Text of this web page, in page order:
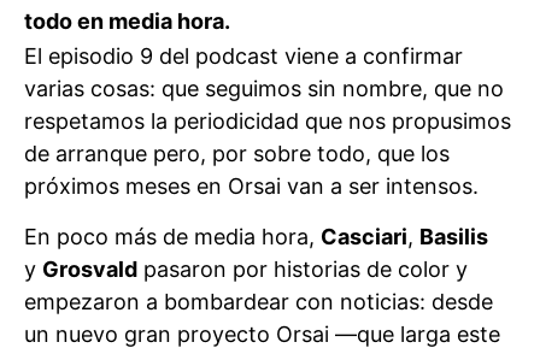
todo en media hora.
El episodio 9 del podcast viene a confirmar
varias cosas: que seguimos sin nombre, que no
respetamos la periodicidad que nos propusimos
de arranque pero, por sobre todo, que los
próximos meses en Orsai van a ser intensos.
En poco más de media hora, Casciari, Basilis
y Grosvald pasaron por historias de color y
empezaron a bombardear con noticias: desde
un nuevo gran proyecto Orsai —que larga este